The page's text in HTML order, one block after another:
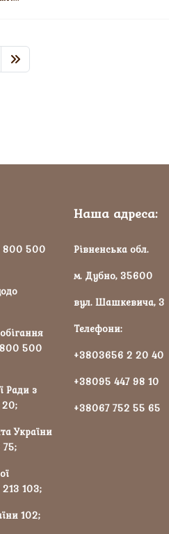
800 500
800 500
Ради з
України
103;
102;
Наша адреса:
Рівненська обл.
м. Дубно, 35600
вул. Шашкевича, 3
Телефони:
+3803656 2 20 40
+38095 447 98 10
+38067 752 55 65